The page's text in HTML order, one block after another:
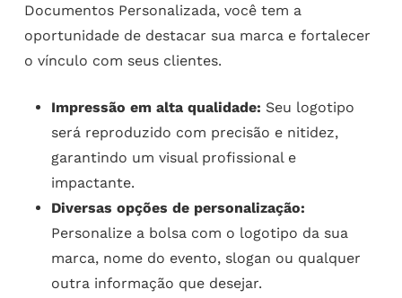
Documentos Personalizada, você tem a
oportunidade de destacar sua marca e fortalecer
o vínculo com seus clientes.
Impressão em alta qualidade: Seu logotipo
será reproduzido com precisão e nitidez,
garantindo um visual profissional e
impactante.
Diversas opções de personalização:
Personalize a bolsa com o logotipo da sua
marca, nome do evento, slogan ou qualquer
outra informação que desejar.